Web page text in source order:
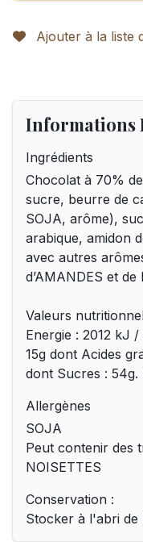
Ajouter à la liste
Informations
Ingrédients
Chocolat à 70%
sucre, beurre de
SOJA, arôme),
arabique, amidon
avec autres
d’AMANDES et de
Valeurs
Energie : 2012 kJ
15g dont Acides
dont Sucres : 54g.
Allergènes
SOJA
Peut contenir des
NOISETTES
Conservation :
Stocker à l'abri de